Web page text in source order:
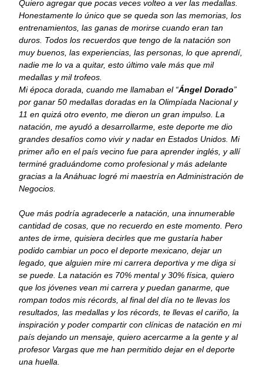
Quiero agregar que pocas veces volteo a ver las medallas.
Honestamente lo único que se queda son las memorias, los
entrenamientos, las ganas de morirse cuando eran tan
duros. Todos los recuerdos que tengo de la natación son
muy buenos, las experiencias, las personas, lo que aprendí,
nadie me lo va a quitar, esto último vale más que mil
medallas y mil trofeos.
Mi época dorada, cuando me llamaban el “Ángel Dorado”
por ganar 50 medallas doradas en la Olimpíada Nacional y
11 en quizá otro evento, me dieron un gran impulso. La
natación, me ayudó a desarrollarme, este deporte me dio
grandes desafíos como vivir y nadar en Estados Unidos. Mi
primer año en el país vecino fue para aprender inglés, y allí
terminé graduándome como profesional y más adelante
gracias a la Anáhuac logré mi maestría en Administración de
Negocios.
Que más podría agradecerle a natación, una innumerable
cantidad de cosas, que no recuerdo en este momento. Pero
antes de irme, quisiera decirles que me gustaría haber
podido cambiar un poco el deporte mexicano, dejar un
legado, que alguien mire mi carrera deportiva y me diga si
se puede. La natación es 70% mental y 30% física, quiero
que los jóvenes vean mi carrera y puedan ganarme, que
rompan todos mis récords, al final del día no te llevas los
resultados, las medallas y los récords, te llevas el cariño, la
inspiración y poder compartir con clínicas de natación en mi
país dejando un mensaje, quiero acercarme a la gente y al
profesor Vargas que me han permitido dejar en el deporte
una huella.